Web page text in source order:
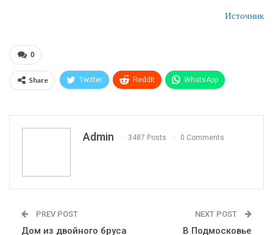
Источник
0
Share Twitter ReddIt WhatsApp
Admin 3487 Posts 0 Comments
PREV POST
Дом из двойного бруса
NEXT POST
В Подмосковье